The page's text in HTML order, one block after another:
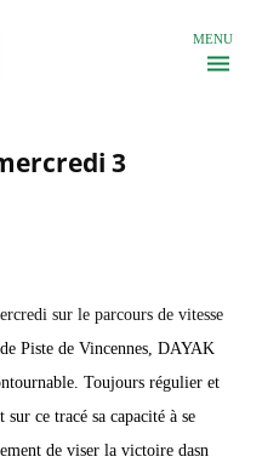
MENU
3
sur le parcours de vitesse
Piste de Vincennes, DAYAK
Toujours régulier et
ce tracé sa capacité à se
de viser la victoire dasn